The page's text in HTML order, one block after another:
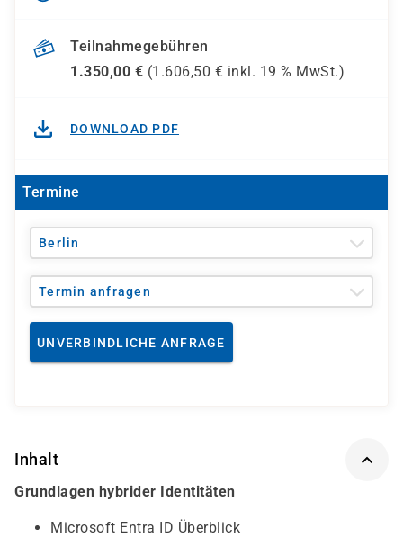
Teilnahmegebühren
1.350,00 € (1.606,50 € inkl. 19 % MwSt.)
DOWNLOAD PDF
Termine
Berlin
Termin anfragen
UNVERBINDLICHE ANFRAGE
Inhalt
Grundlagen hybrider Identitäten
Microsoft Entra ID Überblick